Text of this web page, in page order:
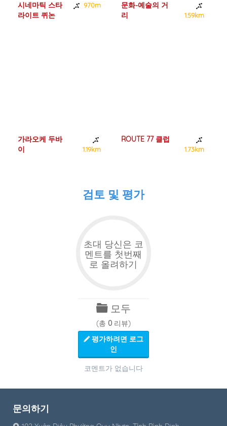
시네마틱 스타
라이트 퀴논
970m
가라오케 두바
이
1.19km
문화-예술의 거
리
1.59km
ROUTE 77 클럽
1.73km
검토 및 평가
초대 당신은 코
멘트를 첫번째
로 올려하기
모두
(총 0 리뷰)
평가하려면 로그
인
코멘트가 없습니다
문의하기